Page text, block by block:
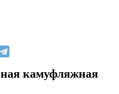
камуфляжная